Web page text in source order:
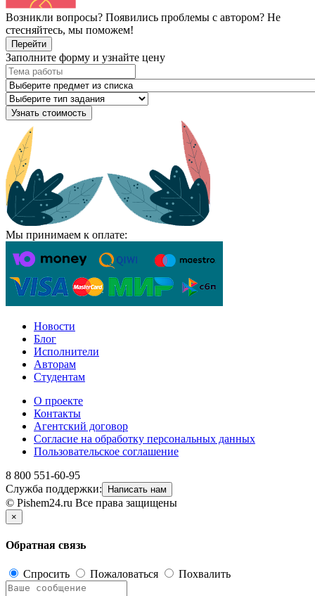
Возникли вопросы? Появились проблемы с автором? Не
стесняйтесь, мы поможем!
Перейти
Заполните форму и узнайте цену
Узнать стоимость
Мы принимаем к оплате:
Новости
Блог
Исполнители
Авторам
Студентам
О проекте
Контакты
Агентский договор
Согласие на обработку персональных данных
Пользовательское соглашение
8 800 551-60-95
Служба поддержки:
Написать нам
© Pishem24.ru Все права защищены
×
Обратная связь
Спросить Пожаловаться Похвалить